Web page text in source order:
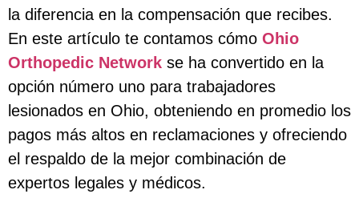
la diferencia en la compensación que recibes.
En este artículo te contamos cómo Ohio
Orthopedic Network se ha convertido en la
opción número uno para trabajadores
lesionados en Ohio, obteniendo en promedio los
pagos más altos en reclamaciones y ofreciendo
el respaldo de la mejor combinación de
expertos legales y médicos.